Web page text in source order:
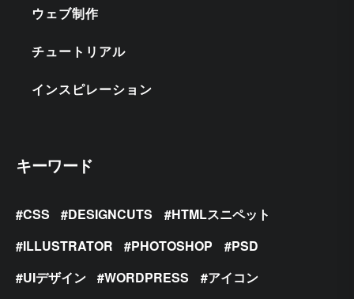
ウェブ制作
チュートリアル
インスピレーション
キーワード
CSS DESIGNCUTS
HTMLスニペット
ILLUSTRATOR
PHOTOSHOP
PSD
UIデザイン
WORDPRESS
アイコン